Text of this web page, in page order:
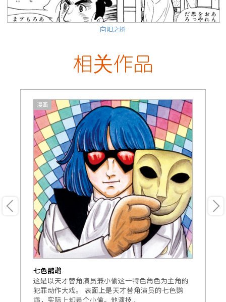
向阳之树
相关作品
漫画
七色鹦鹉
这是以天才替角演员兼小偷这一特色角色为主角的
犯罪动作大戏。 表面上是天才替角演员的七色鹦
鹉，实际上却是个小偷。他演技...